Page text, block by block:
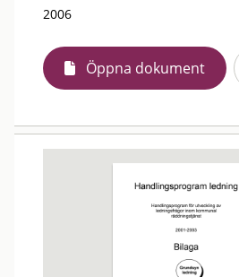
2006
Öppna dokument